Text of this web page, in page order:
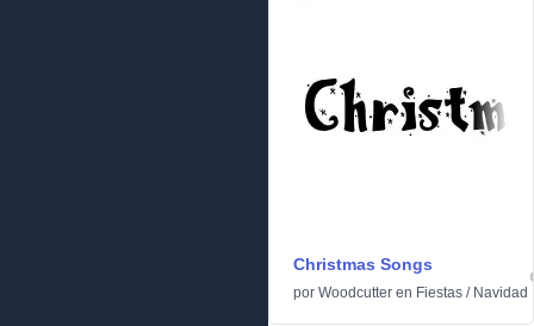
Christmas Songs
por Woodcutter en Fiestas / Navidad